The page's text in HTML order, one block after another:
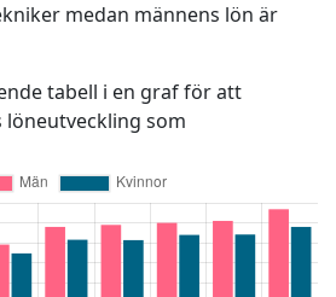
medan männens lön är
tabell i en graf för att
som